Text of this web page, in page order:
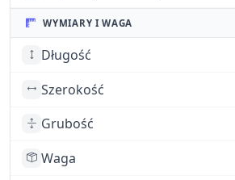
WYMIARY I WAGA
Długość
Szerokość
Grubość
Waga